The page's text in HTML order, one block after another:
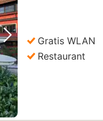
Nächstes Bild
Gratis WLAN
Restaurant